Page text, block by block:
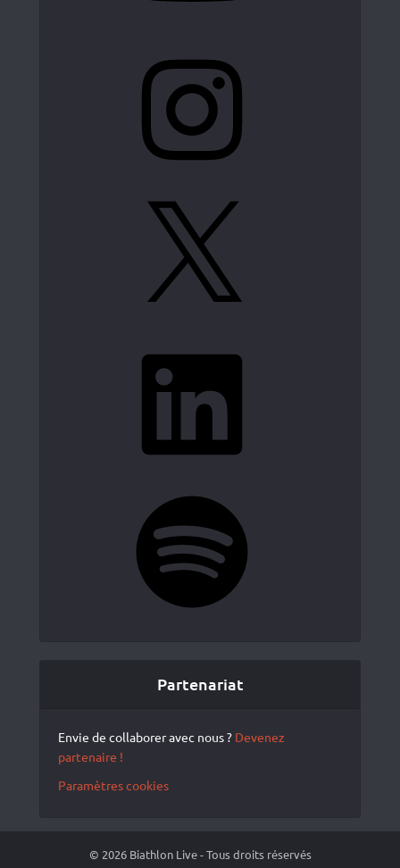
Partenariat
Envie de collaborer avec nous ? Devenez
partenaire !
Paramètres cookies
© 2026 Biathlon Live - Tous droits réservés